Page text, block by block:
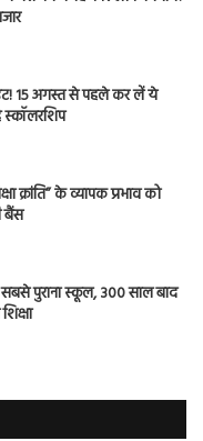
15 अगस्त से पहले कर लें ये
क्रांति” के व्यापक प्रभाव को
बैंस
पुराना स्कूल, 300 साल बाद